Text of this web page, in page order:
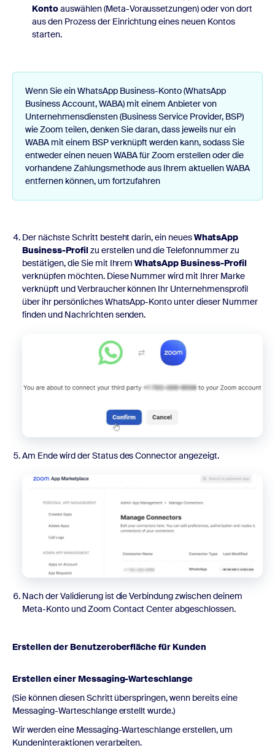
Kontoauswählen (Meta-Voraussetzungen) oder von dort
aus den Prozess der Einrichtung eines neuen Kontos
starten.
Wenn Sie ein WhatsApp Business-Konto (WhatsApp
Business Account, WABA) mit einem Anbieter von
Unternehmensdiensten (Business Service Provider, BSP)
wie Zoom teilen, denken Sie daran, dass jeweils nur ein
WABA mit einem BSP verknüpft werden kann, sodass Sie
entweder einen neuen WABA für Zoom erstellen oder die
vorhandene Zahlungsmethode aus Ihrem aktuellen WABA
entfernen können, um fortzufahren
Der nächste Schritt besteht darin, ein neuesWhatsApp
Business-Profilzu erstellen und die Telefonnummer zu
bestätigen, die Sie mit IhremWhatsApp Business-Profil
verknüpfen möchten. Diese Nummer wird mit Ihrer Marke
verknüpft und Verbraucher können Ihr Unternehmensprofil
über ihr persönliches WhatsApp-Konto unter dieser Nummer
finden und Nachrichten senden.
Am Ende wird der Status des Connector angezeigt.
Nach der Validierung ist die Verbindung zwischen deinem
Meta-Konto und Zoom Contact Center abgeschlossen.
Erstellen der Benutzeroberfläche für Kunden
Erstellen einer Messaging-Warteschlange
(Sie können diesen Schritt überspringen, wenn bereits eine
Messaging-Warteschlange erstellt wurde.)
Wir werden eine Messaging-Warteschlange erstellen, um
Kundeninteraktionen verarbeiten.